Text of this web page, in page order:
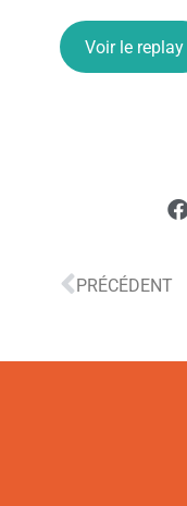
Voir le replay
PRÉCÉDENT